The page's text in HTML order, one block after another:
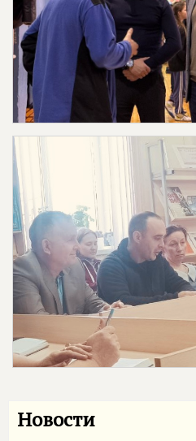
Новости